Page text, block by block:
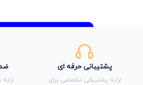
پشتیبانی حرفه ای
ارایه پشتیبانی تخصصی برای